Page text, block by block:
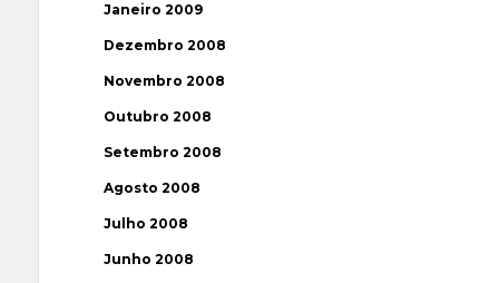
Janeiro 2009
Dezembro 2008
Novembro 2008
Outubro 2008
Setembro 2008
Agosto 2008
Julho 2008
Junho 2008